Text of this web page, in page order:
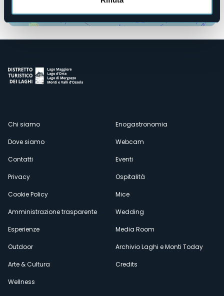
Menù
secondario
Chi siamo
Dove siamo
Contatti
Privacy
Cookie Policy
Amministrazione trasparente
Esperienze
Outdoor
Arte & Cultura
Wellness
Enogastronomia
Webcam
Eventi
Ospitalità
Mice
Wedding
Media Room
Archivio Laghi e Monti Today
Credits